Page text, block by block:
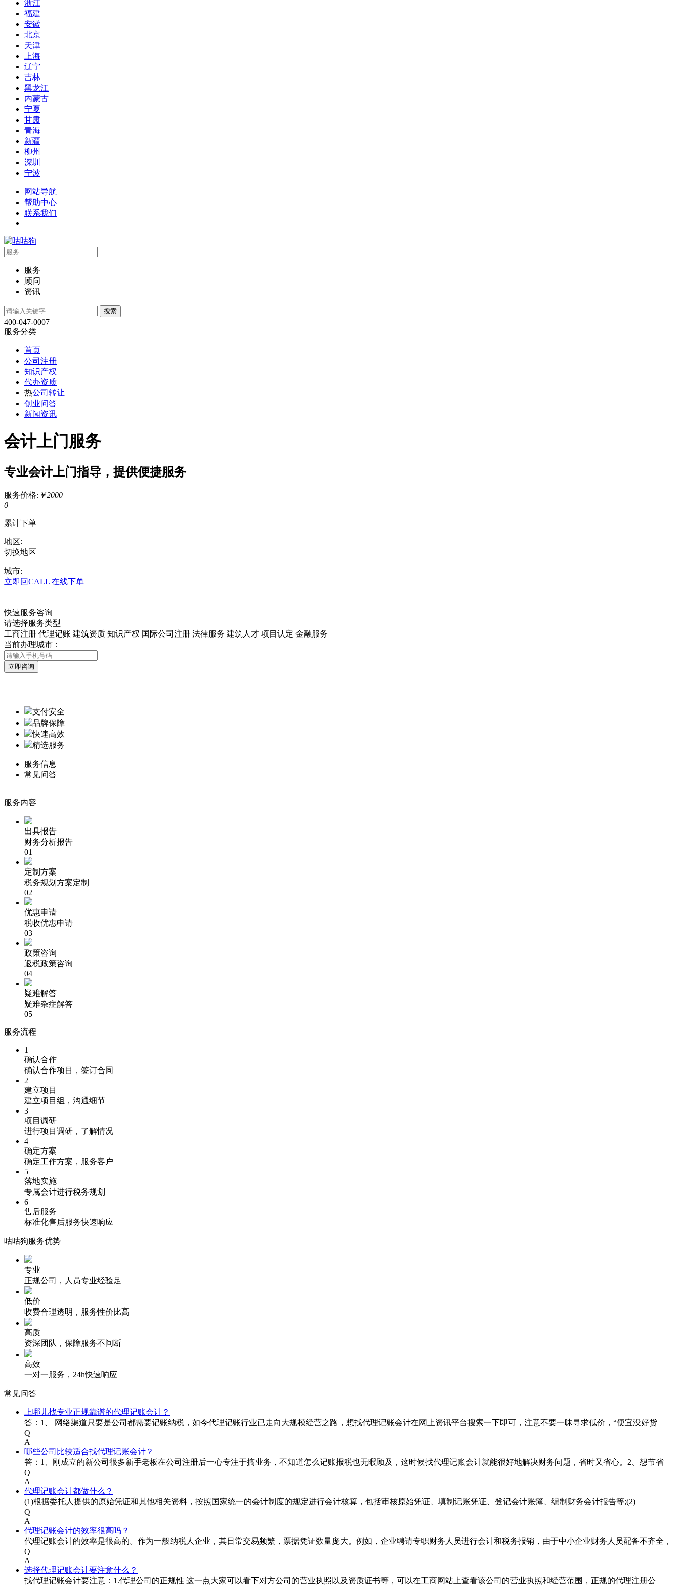
浙江
福建
安徽
北京
天津
上海
辽宁
吉林
黑龙江
内蒙古
宁夏
甘肃
青海
新疆
柳州
深圳
宁波
网站导航
帮助中心
联系我们
服务
顾问
资讯
400-047-0007
服务分类
首页
公司注册
知识产权
代办资质
热公司转让
创业问答
新闻资讯
会计上门服务
专业会计上门指导，提供便捷服务
服务价格: ￥2000
0
累计下单
地区:
切换地区
城市:
立即回CALL 在线下单
快速服务咨询
请选择服务类型
工商注册 代理记账 建筑资质 知识产权 国际公司注册 法律服务 建筑人才 项目认定 金融服务
当前办理城市：
支付安全
品牌保障
快速高效
精选服务
服务信息
常见问答
服务内容
出具报告
财务分析报告
01
定制方案
税务规划方案定制
02
优惠申请
税收优惠申请
03
政策咨询
返税政策咨询
04
疑难解答
疑难杂症解答
05
服务流程
1
确认合作
确认合作项目，签订合同
2
建立项目
建立项目组，沟通细节
3
项目调研
进行项目调研，了解情况
4
确定方案
确定工作方案，服务客户
5
落地实施
专属会计进行税务规划
6
售后服务
标准化售后服务快速响应
咕咕狗服务优势
专业
正规公司，人员专业经验足
低价
收费合理透明，服务性价比高
高质
资深团队，保障服务不间断
高效
一对一服务，24h快速响应
常见问答
上哪儿找专业正规靠谱的代理记账会计？
答：1、 网络渠道只要是公司都需要记账纳税，如今代理记账行业已走向大规模经营之路，想找代理记账会计在网上资讯平台搜索一下即可，注意不要一昧寻求低价，“便宜没好货
Q
A
哪些公司比较适合找代理记账会计？
答：1、刚成立的新公司很多新手老板在公司注册后一心专注于搞业务，不知道怎么记账报税也无暇顾及，这时候找代理记账会计就能很好地解决财务问题，省时又省心。2、想节省
Q
A
代理记账会计都做什么？
(1)根据委托人提供的原始凭证和其他相关资料，按照国家统一的会计制度的规定进行会计核算，包括审核原始凭证、填制记账凭证、登记会计账簿、编制财务会计报告等;(2)
Q
A
代理记账会计的效率很高吗？
代理记账会计的效率是很高的。作为一般纳税人企业，其日常交易频繁，票据凭证数量庞大。例如，企业聘请专职财务人员进行会计和税务报销，由于中小企业财务人员配备不齐全，
Q
A
选择代理记账会计要注意什么？
找代理记账会计要注意：1.代理公司的正规性 这一点大家可以看下对方公司的营业执照以及资质证书等，可以在工商网站上查看该公司的营业执照和经营范围，正规的代理注册公